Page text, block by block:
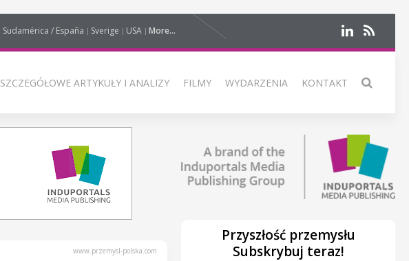
Sudamérica / España Sverige USA More...
SZCZEGÓŁOWE ARTYKUŁY I ANALIZY FILMY WYDARZENIA KONTAKT
www.przemysl-polska.com
Przyszłość przemysłu
Subskrybuj teraz!